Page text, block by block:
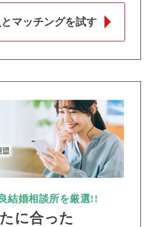
マッチングを試す
結婚相談所を厳選!!
に合った